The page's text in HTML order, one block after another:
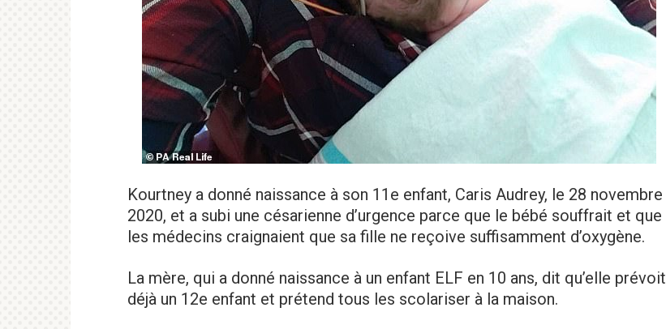
Kourtney a donné naissance à son 11e enfant, Caris Audrey, le 28 novembre
2020, et a subi une césarienne d’urgence parce que le bébé souffrait et que
les médecins craignaient que sa fille ne reçoive suffisamment d’oxygène.
La mère, qui a donné naissance à un enfant ELF en 10 ans, dit qu’elle prévoit
déjà un 12e enfant et prétend tous les scolariser à la maison.